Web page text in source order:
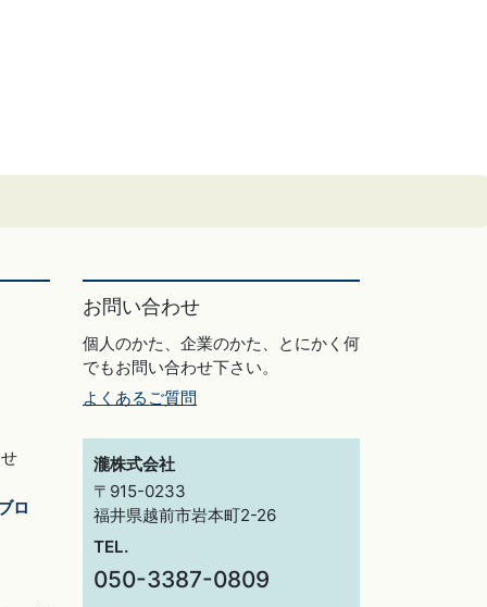
ロ
お問い合わせ
個人のかた、企業のかた、とにかく何
でもお問い合わせ下さい。
よくあるご質問
瀧株式会社
〒915-0233
福井県越前市岩本町2-26
TEL.
050-3387-0809